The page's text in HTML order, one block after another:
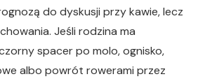
do dyskusji przy kawie, lecz
Jeśli rodzina ma
spacer po molo, ognisko,
albo powrót rowerami przez